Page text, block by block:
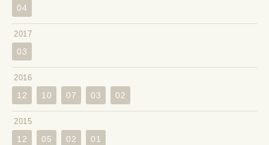
04
2017
03
2016
12 10 07 03 02
2015
12 05 02 01